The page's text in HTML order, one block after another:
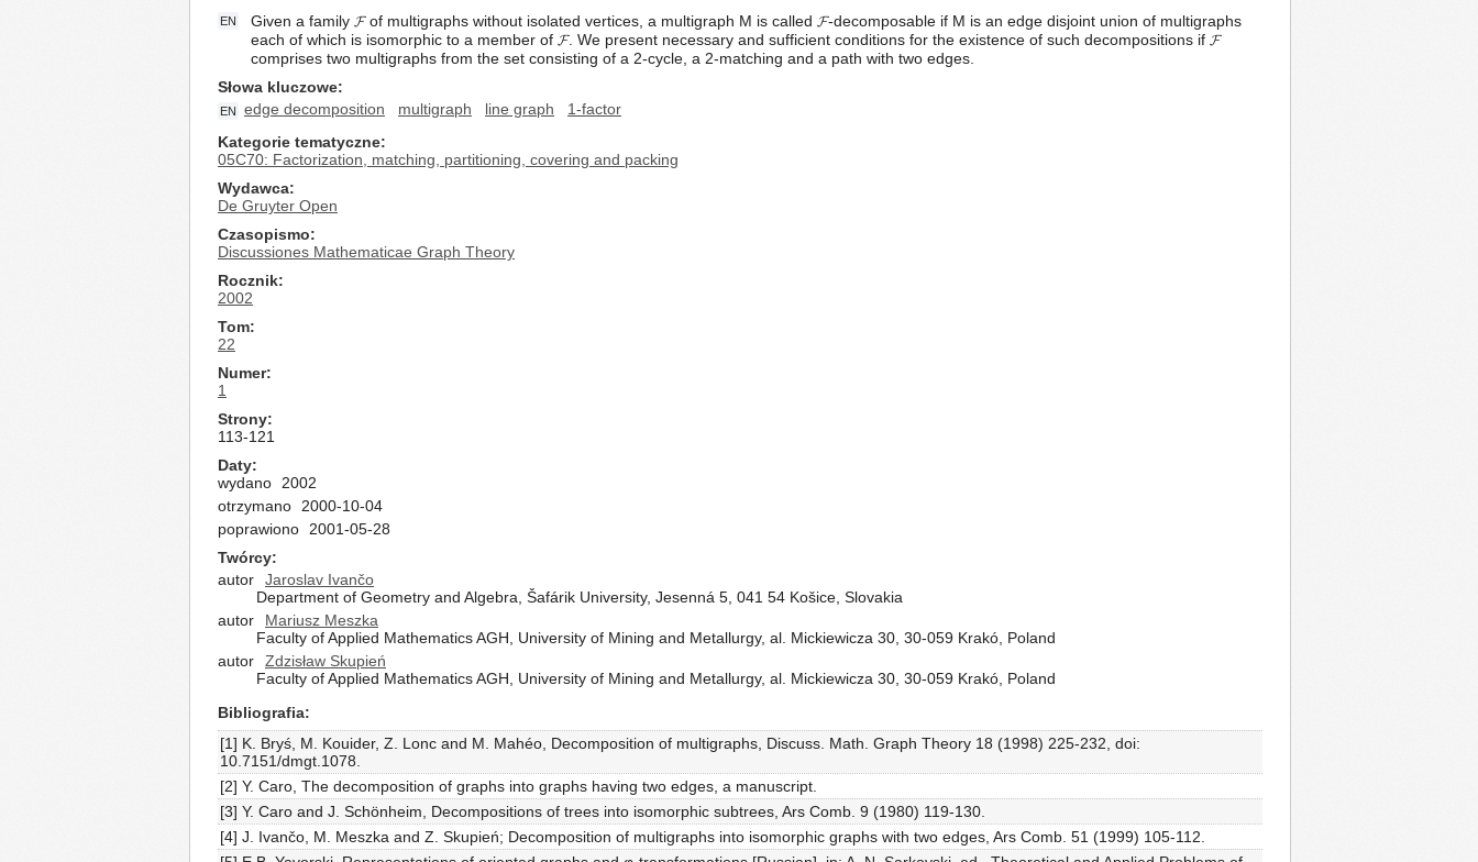
EN
Given a family 𝓕 of multigraphs without isolated vertices, a multigraph M is called 𝓕-decomposable if M is an edge disjoint union of multigraphs
each of which is isomorphic to a member of 𝓕. We present necessary and sufficient conditions for the existence of such decompositions if 𝓕
comprises two multigraphs from the set consisting of a 2-cycle, a 2-matching and a path with two edges.
Słowa kluczowe
EN edge decomposition multigraph line graph
1-factor
Kategorie tematyczne
05C70: Factorization, matching, partitioning, covering and packing
Wydawca
De Gruyter Open
Czasopismo
Discussiones Mathematicae Graph Theory
Rocznik
2002
Tom
22
Numer
1
Strony
113-121
Daty
wydano
2002
otrzymano
2000-10-04
poprawiono
2001-05-28
Twórcy
autor
Jaroslav Ivančo
Department of Geometry and Algebra, Šafárik University, Jesenná 5, 041 54 Košice, Slovakia
autor
Mariusz Meszka
Faculty of Applied Mathematics AGH, University of Mining and Metallurgy, al. Mickiewicza 30, 30-059 Krakó, Poland
autor
Zdzisław Skupień
Faculty of Applied Mathematics AGH, University of Mining and Metallurgy, al. Mickiewicza 30, 30-059 Krakó, Poland
Bibliografia
[1] K. Bryś, M. Kouider, Z. Lonc and M. Mahéo, Decomposition of multigraphs, Discuss. Math. Graph Theory 18 (1998) 225-232, doi:
10.7151/dmgt.1078.
[2] Y. Caro, The decomposition of graphs into graphs having two edges, a manuscript.
[3] Y. Caro and J. Schönheim, Decompositions of trees into isomorphic subtrees, Ars Comb. 9 (1980) 119-130.
[4] J. Ivančo, M. Meszka and Z. Skupień; Decomposition of multigraphs into isomorphic graphs with two edges, Ars Comb. 51 (1999) 105-112.